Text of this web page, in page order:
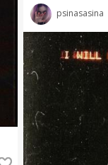
psinasasina